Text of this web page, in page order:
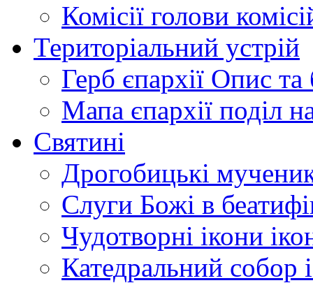
Комісії голови
Територіальний устрій
Герб єпархії Опис та
Мапа єпархії поділ
Святині
Дрогобицькі
Слуги Божі в
Чудотворні ікони
Катедральний собор